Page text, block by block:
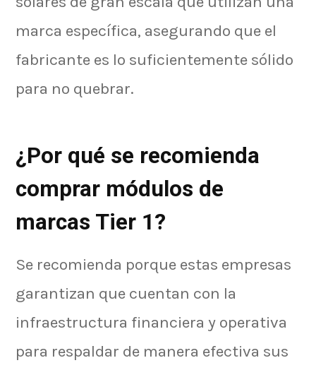
marca específica, asegurando que el
fabricante es lo suficientemente sólido
para no quebrar.
¿Por qué se recomienda
comprar módulos de
marcas Tier 1?
Se recomienda porque estas empresas
garantizan que cuentan con la
infraestructura financiera y operativa
para respaldar de manera efectiva sus